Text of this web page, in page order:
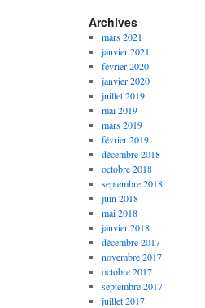
Archives
mars 2021
janvier 2021
février 2020
janvier 2020
juillet 2019
mai 2019
mars 2019
février 2019
décembre 2018
octobre 2018
septembre 2018
juin 2018
mai 2018
janvier 2018
décembre 2017
novembre 2017
octobre 2017
septembre 2017
juillet 2017